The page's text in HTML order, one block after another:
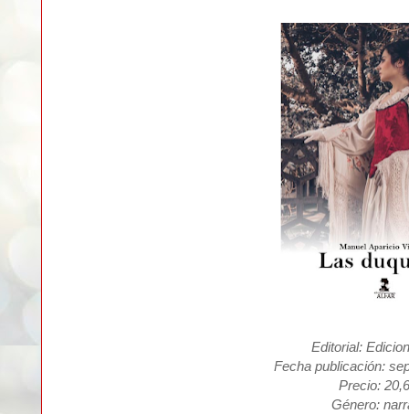
Editorial:
Fecha publicación:
Precio:
Género: